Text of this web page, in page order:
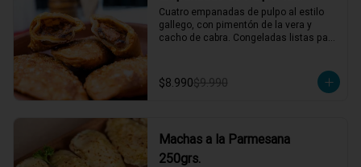
Cuatro empanadas de pulpo al estilo
gallego, con pimentón de la vera y
cacho de cabra. Congeladas listas para
$8.990$9.990
Machas a la Parmesana
250grs.